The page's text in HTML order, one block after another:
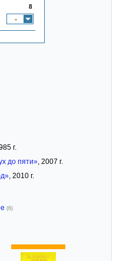
8
-
г.
до пяти», 2007 г.
, 2010 г.
(6)